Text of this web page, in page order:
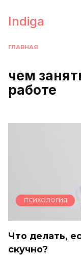
содержанию
Indiga
ГЛАВНАЯ
чем
работе
ПСИХОЛОГИЯ
Что делать,
скучно?